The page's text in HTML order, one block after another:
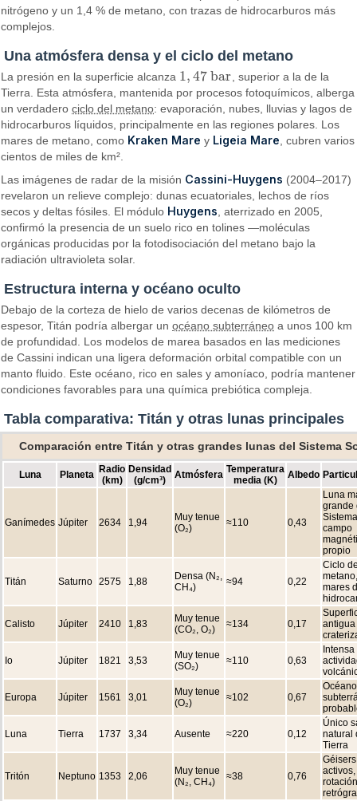
nitrógeno y un 1,4 % de metano, con trazas de hidrocarburos más
complejos.
Una atmósfera densa y el ciclo del metano
La presión en la superficie alcanza 1, 47 bar
1,47 bar
, superior a la de la
Tierra. Esta atmósfera, mantenida por procesos fotoquímicos, alberga
un verdaderociclo del metano: evaporación, nubes, lluvias y lagos de
hidrocarburos líquidos, principalmente en las regiones polares. Los
mares de metano, como Kraken Mare y Ligeia Mare, cubren varios
cientos de miles de km².
Las imágenes de radar de la misión Cassini-Huygens (2004–2017)
revelaron un relieve complejo: dunas ecuatoriales, lechos de ríos
secos y deltas fósiles. El módulo Huygens , aterrizado en 2005,
confirmó la presencia de un suelo rico en tolines —moléculas
orgánicas producidas por la fotodisociación del metano bajo la
radiación ultravioleta solar.
Estructura interna y océano oculto
Debajo de la corteza de hielo de varios decenas de kilómetros de
espesor, Titán podría albergar unocéano subterráneo a unos 100 km
de profundidad. Los modelos de marea basados en las mediciones
de Cassini indican una ligera deformación orbital compatible con un
manto fluido. Este océano, rico en sales y amoníaco, podría mantener
condiciones favorables para una química prebiótica compleja.
Tabla comparativa: Titán y otras lunas principales
Comparación entre Titán y otras grandes lunas del Sistema
Luna Planeta Radio
(km)
Densidad
(g/cm³)
Atmósfera Temperatura
media (K)
Albedo
Ganímedes Júpiter 2634 1,94
Muy tenue
(O₂)
≈110 0,43
Luna
grande
campo
propio
Titán Saturno 2575 1,88
Densa (N₂,
CH₄)
≈94 0,22
Ciclo
metano,
mares
Calisto Júpiter 2410 1,83
Muy tenue
(CO₂, O₂)
≈134 0,17
antigua
Io Júpiter 1821 3,53
Muy tenue
(SO₂)
≈110 0,63
Intensa
Europa Júpiter 1561 3,01
Muy tenue
(O₂)
≈102 0,67
Océano
Luna Tierra 1737 3,34 Ausente ≈220 0,12
Único
natural
Tierra
Tritón Neptuno 1353 2,06
Muy tenue
(N₂, CH₄)
≈38 0,76
Géisers
activos,
rotación